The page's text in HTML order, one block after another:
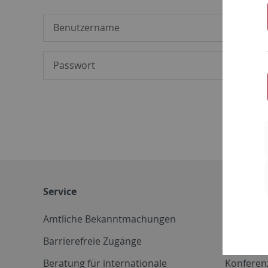
Service
Amtliche Bekanntmachungen
Barrierefreie Zugänge
Beratung für internationale